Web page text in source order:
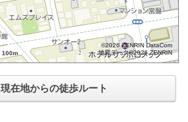
100m
©2026 ZENRIN DataCom
地図データ©2026 ZENRIN
現在地からの徒歩ルート